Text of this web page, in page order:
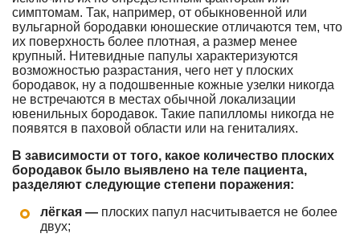
симптомам. Так, например, от обыкновенной или
вульгарной бородавки юношеские отличаются тем, что
их поверхность более плотная, а размер менее
крупный. Нитевидные папулы характеризуются
возможностью разрастания, чего нет у плоских
бородавок, ну а подошвенные кожные узелки никогда
не встречаются в местах обычной локализации
ювенильных бородавок. Такие папилломы никогда не
появятся в паховой области или на гениталиях.
В зависимости от того, какое количество плоских
бородавок было выявлено на теле пациента,
разделяют следующие степени поражения:
лёгкая — плоских папул насчитывается не более
двух;